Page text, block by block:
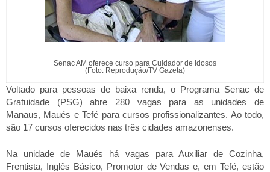
Senac AM oferece curso para Cuidador de Idosos
(Foto: Reprodução/TV Gazeta)
Voltado para pessoas de baixa renda, o Programa Senac de
Gratuidade (PSG) abre 280 vagas para as unidades de
Manaus, Maués e Tefé para cursos profissionalizantes. Ao todo,
são 17 cursos oferecidos nas três cidades amazonenses.
Na unidade de Maués há vagas para Auxiliar de Cozinha,
Frentista, Inglês Básico, Promotor de Vendas e, emTefé, estão